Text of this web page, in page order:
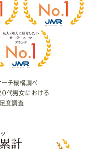
ーチ機構調べ
代男女における
度調査